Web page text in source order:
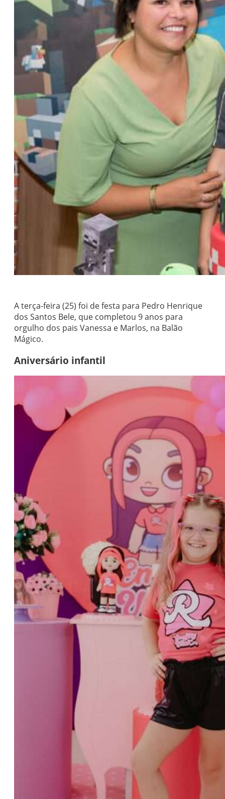
A terça-feira (25) foi de festa para Pedro Henrique
dos Santos Bele, que completou 9 anos para
orgulho dos pais Vanessa e Marlos, na Balão
Mágico.
Aniversário infantil